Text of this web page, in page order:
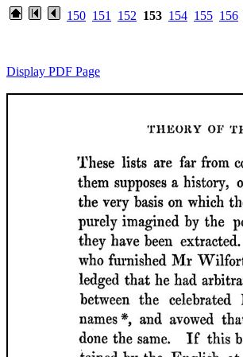
150 151 152 153 154 155 156
Display PDF Page